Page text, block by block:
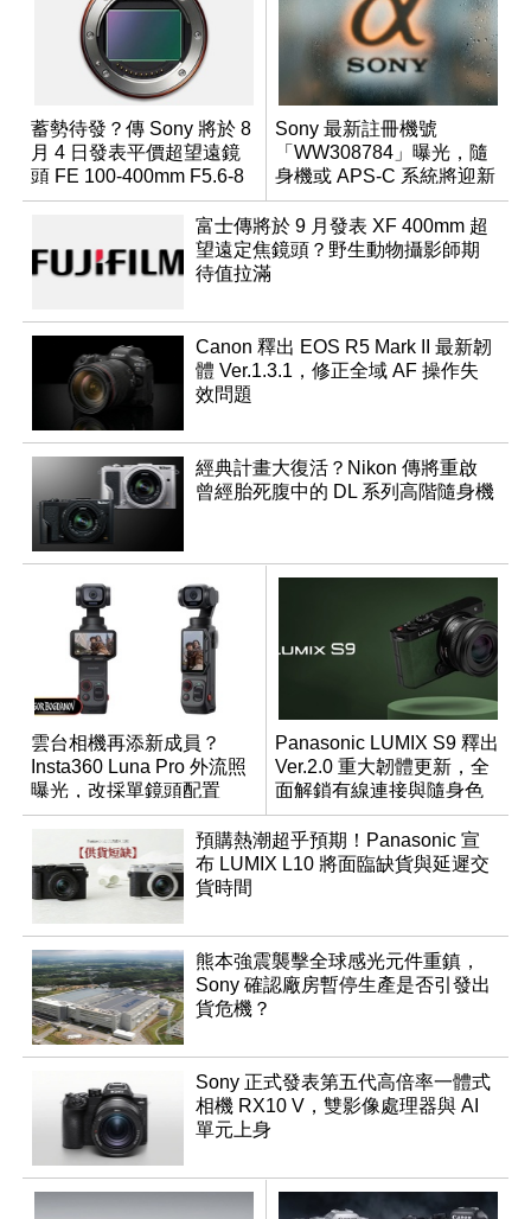
蓄勢待發？傳 Sony 將於 8
月 4 日發表平價超望遠鏡
頭 FE 100-400mm F5.6-8
Sony 最新註冊機號
「WW308784」曝光，隨
身機或 APS-C 系統將迎新
成員？
富士傳將於 9 月發表 XF 400mm 超
望遠定焦鏡頭？野生動物攝影師期
待值拉滿
Canon 釋出 EOS R5 Mark II 最新韌
體 Ver.1.3.1，修正全域 AF 操作失
效問題
經典計畫大復活？Nikon 傳將重啟
曾經胎死腹中的 DL 系列高階隨身機
雲台相機再添新成員？
Insta360 Luna Pro 外流照
曝光，改採單鏡頭配置
Panasonic LUMIX S9 釋出
Ver.2.0 重大韌體更新，全
面解鎖有線連接與隨身色
調編輯
預購熱潮超乎預期！Panasonic 宣
布 LUMIX L10 將面臨缺貨與延遲交
貨時間
熊本強震襲擊全球感光元件重鎮，
Sony 確認廠房暫停生產是否引發出
貨危機？
Sony 正式發表第五代高倍率一體式
相機 RX10 V，雙影像處理器與 AI
單元上身